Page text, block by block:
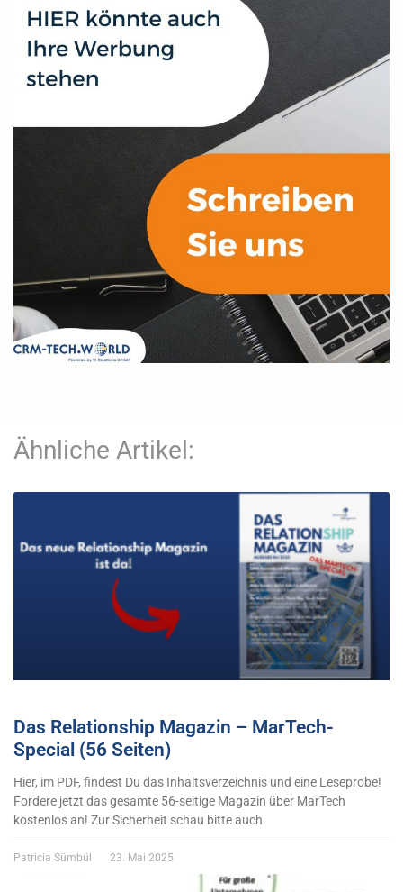
Ähnliche Artikel:
Das Relationship Magazin – MarTech-
Special (56 Seiten)
Hier, im PDF, findest Du das Inhaltsverzeichnis und eine Leseprobe!
Fordere jetzt das gesamte 56-seitige Magazin über MarTech
kostenlos an! Zur Sicherheit schau bitte auch
Patricia Sümbül 23. Mai 2025